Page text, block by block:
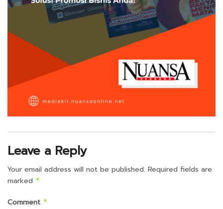
Leave a Reply
Your email address will not be published. Required fields are
marked *
Comment *